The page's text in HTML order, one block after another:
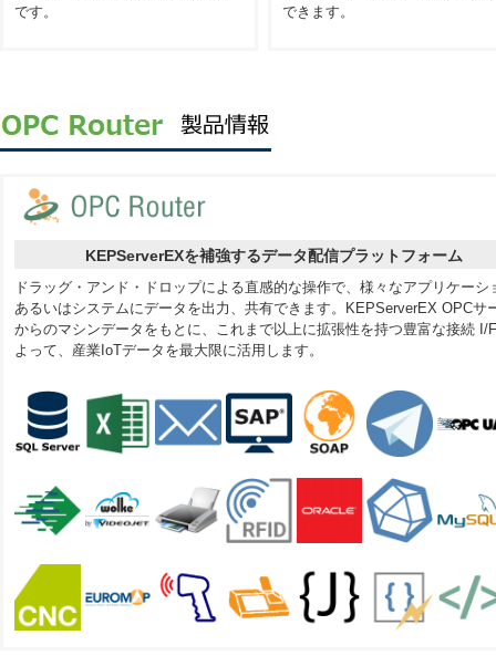
です。
できます。
KEPServerEXを補強するデータ配信プラットフォーム
ドラッグ・アンド・ドロップによる直感的な操作で、様々なアプリケーシ
あるいはシステムにデータを出力、共有できます。KEPServerEX OPCサ
からのマシンデータをもとに、これまで以上に拡張性を持つ豊富な接続 I/
よって、産業IoTデータを最大限に活用します。